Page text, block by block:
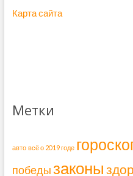
Карта сайта
Метки
авто всё о 2019 годе
победызаконы